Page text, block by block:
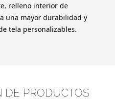
relleno interior de
una mayor durabilidad y
tela personalizables.
DE PRODUCTOS